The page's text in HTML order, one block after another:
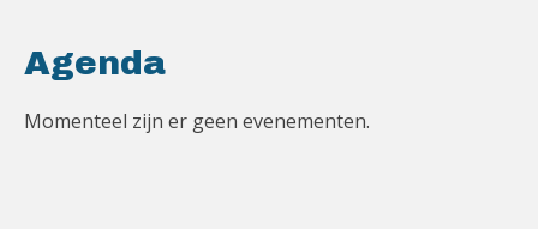
Agenda
Momenteel zijn er geen evenementen.